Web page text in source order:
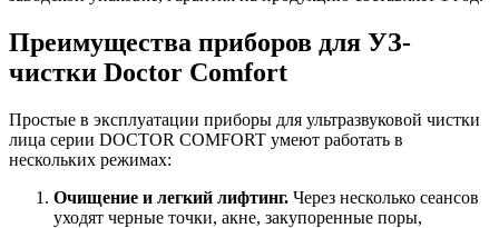
Преимущества приборов для УЗ-
чистки Doctor Comfort
Простые в эксплуатации приборы для ультразвуковой чистки
лица серии DOCTOR COMFORT умеют работать в
нескольких режимах:
Очищение и легкий лифтинг. Через несколько сеансов
уходят черные точки, акне, закупоренные поры,